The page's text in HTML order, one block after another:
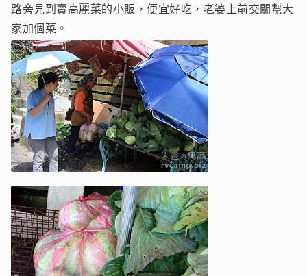
路旁見到賣高麗菜的小販，便宜好吃，老婆上前交關幫大
家加個菜。